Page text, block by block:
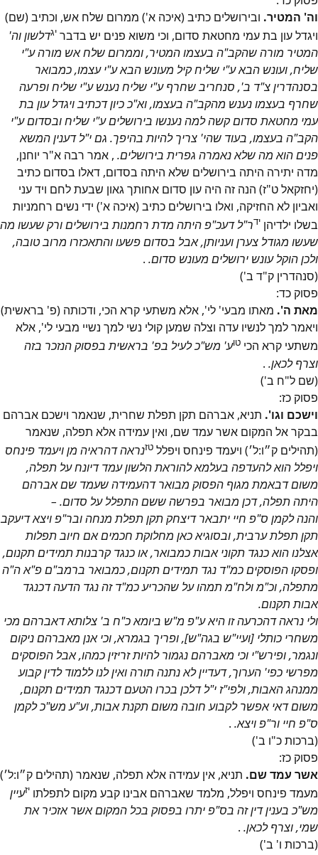
וה' המטיר. ובירושלים כתיב (איכה א') ממרום שלח אש, וכתיב (שם)
ויגדל עון בת עמי מחטאת סדום, וכי משוא פנים יש בדבר יגדלשון וה'
המטיר מורה שהקב"ה בעצמו המטיר, וממרום שלח אש מורה ע"י
שליח, ועונש הבא ע"י שליח קיל מעונש הבא ע"י עצמו, כמבואר
בסנהדרין צ"ד ב', סנחריב שחרף ע"י שליח נענש ע"י שליח ופרעה
שחרף בעצמו נענש מהקב"ה בעצמו, וא"כ כיון דכתיב ויגדל עון בת
עמי מחטאת סדום קשה למה נענשו בירושלים ע"י שליח ובסדום ע"י
הקב"ה בעצמו, בעוד שהי' צריך להיות בהיפך. גם י"ל דענין המשא
פנים הוא מה שלא נאמרה גפרית בירושלים. , אמר רבה א"ר יוחנן,
מדה יתירה היתה בירושלים שלא היתה בסדום, דאלו בסדום כתיב
(יחזקאל ט"ז) הנה זה היה עון סדום אחותך גאון שבעת לחם ויד עני
ואביון לא החזיקה, ואלו בירושלים כתיב (איכה א') ידי נשים רחמניות
בשלו ילדיהן ידר"ל דעכ"פ היתה מדת רחמנות בירושלים ורק שעשו מה
שעשו מגודל צערן ועניותן, אבל בסדום פשעו והתאכזרו מרוב טובה,
ולכן הוקל עונש ירושלים מעונש סדום. .
(סנהדרין ק"ד ב')
פסוק כד:
מאת ה'. מאתו מבעי' לי', אלא משתעי קרא הכי, ודכותה (פ' בראשית)
ויאמר למך לנשיו עדה וצלה שמען קולי נשי למך נשיי מבעי לי', אלא
משתעי קרא הכי טוע' מש"כ לעיל בפ' בראשית בפסוק הנזכר בזה
וצרף לכאן. .
(שם ל"ח ב')
פסוק כז:
וישכם וגו'. תניא, אברהם תקן תפלת שחרית, שנאמר וישכם אברהם
בבקר אל המקום אשר עמד שם, ואין עמידה אלא תפלה, שנאמר
(תהילים ק״ו:ל׳) ויעמד פינחס ויפלל טזנראה דהראיה מן ויעמד פינחס
ויפלל הוא להעדפה בעלמא להוראת הלשון עמד דיונח על תפלה,
משום דבאמת מגוף הפסוק מבואר דהעמידה שעמד שם אברהם
היתה תפלה, דכן מבואר בפרשה ששם התפלל על סדום. –
והנה לקמן ס"פ חיי יתבאר דיצחק תקן תפלת מנחה ובר"פ ויצא דיעקב
תקן תפלת ערבית, ובסוגיא כאן מחלוקת חכמים אם חיוב תפלות
אצלנו הוא כנגד תקוני אבות כמבואר, או כנגד קרבנות תמידים תקנום,
ופסקו הפוסקים כמ"ד נגד תמידים תקנום, כמבואר ברמב"ם פ"א ה"ה
מתפלה, וכ"מ ולח"מ תמהו על שהכריע כמ"ד זה נגד הדעה דכנגד
אבות תקנום.
ולי נראה דהכרעה זו היא ע"פ מ"ש ביומא כ"ח ב' צלותא דאברהם מכי
משחרי כותלי [ועיי"ש בגה"ש], ופריך בגמרא, וכי אנן מאברהם ניקום
ונגמר, ופירש"י וכי מאברהם נגמור להיות זריזין כמהו, אבל הפוסקים
מפרשי כפי' הערוך, דעדיין לא נתנה תורה ואין לנו ללמוד לדין קבוע
ממנהג האבות, ולפי"ז י"ל דלכן בכרו הטעם דכנגד תמידים תקנום,
משום דאי אפשר לקבוע חובה משום תקנת אבות, וע"ע מש"כ לקמן
ס"פ חיי ור"פ ויצא. .
(ברכות כ"ו ב')
פסוק כז:
אשר עמד שם. תניא, אין עמידה אלא תפלה, שנאמר (תהילים ק״ו:ל׳)
מעמד פינחס ויפלל, מלמד שאברהם אבינו קבע מקום לתפלתו יזעיין
מש"כ בענין דין זה בס"פ יתרו בפסוק בכל המקום אשר אזכיר את
שמי, וצרף לכאן. .
(ברכות ו' ב')